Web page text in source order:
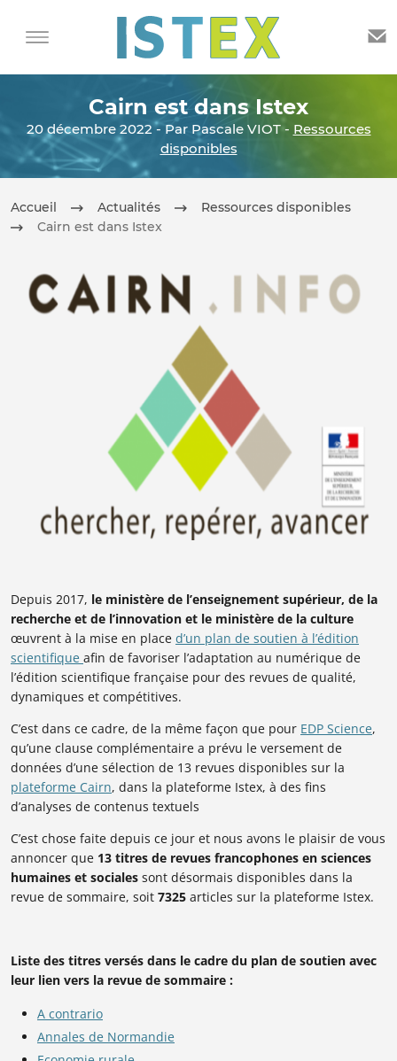
Cairn est dans Istex
20 décembre 2022 - Par Pascale VIOT - Ressources
disponibles
Accueil Actualités
Ressources disponibles
Cairn est dans Istex
Depuis 2017, le ministère de l’enseignement supérieur, de la
recherche et de l’innovation et le ministère de la culture
œuvrent à la mise en place d’un plan de soutien à l’édition
scientifique afin de favoriser l’adaptation au numérique de
l’édition scientifique française pour des revues de qualité,
dynamiques et compétitives.
C’est dans ce cadre, de la même façon que pour EDP Science,
qu’une clause complémentaire a prévu le versement de
données d’une sélection de 13 revues disponibles sur la
plateforme Cairn, dans la plateforme Istex, à des fins
d’analyses de contenus textuels
C’est chose faite depuis ce jour et nous avons le plaisir de vous
annoncer que 13 titres de revues francophones en sciences
humaines et sociales sont désormais disponibles dans la
revue de sommaire, soit 7325 articles sur la plateforme Istex.
Liste des titres versés dans le cadre du plan de soutien avec
leur lien vers la revue de sommaire :
A contrario
Annales de Normandie